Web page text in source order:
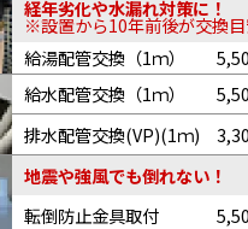
経年劣化や水漏れ対策に！
※設置から10年前後が交換
給湯配管交換（1ｍ）
給水配管交換（1ｍ）
排水配管交換(VP)(1ｍ)
地震や強風でも倒れない！
転倒防止金具取付